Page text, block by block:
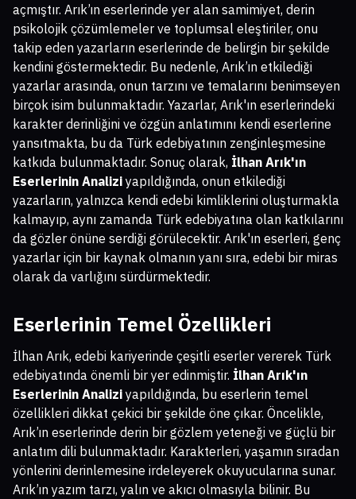
açmıştır. Arık’ın eserlerinde yer alan samimiyet, derin
psikolojik çözümlemeler ve toplumsal eleştiriler, onu
takip eden yazarların eserlerinde de belirgin bir şekilde
kendini göstermektedir. Bu nedenle, Arık’ın etkilediği
yazarlar arasında, onun tarzını ve temalarını benimseyen
birçok isim bulunmaktadır. Yazarlar, Arık'ın eserlerindeki
karakter derinliğini ve özgün anlatımını kendi eserlerine
yansıtmakta, bu da Türk edebiyatının zenginleşmesine
katkıda bulunmaktadır. Sonuç olarak, İlhan Arık'ın
Eserlerinin Analizi yapıldığında, onun etkilediği
yazarların, yalnızca kendi edebi kimliklerini oluşturmakla
kalmayıp, aynı zamanda Türk edebiyatına olan katkılarını
da gözler önüne serdiği görülecektir. Arık'ın eserleri, genç
yazarlar için bir kaynak olmanın yanı sıra, edebi bir miras
olarak da varlığını sürdürmektedir.
Eserlerinin Temel Özellikleri
İlhan Arık, edebi kariyerinde çeşitli eserler vererek Türk
edebiyatında önemli bir yer edinmiştir. İlhan Arık'ın
Eserlerinin Analizi yapıldığında, bu eserlerin temel
özellikleri dikkat çekici bir şekilde öne çıkar. Öncelikle,
Arık’ın eserlerinde derin bir gözlem yeteneği ve güçlü bir
anlatım dili bulunmaktadır. Karakterleri, yaşamın sıradan
yönlerini derinlemesine irdeleyerek okuyucularına sunar.
Arık’ın yazım tarzı, yalın ve akıcı olmasıyla bilinir. Bu